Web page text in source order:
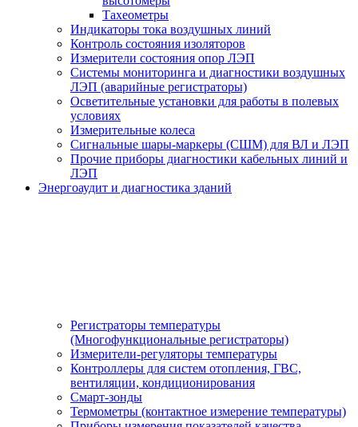
Тахеометры
Индикаторы тока воздушных линий
Контроль состояния изоляторов
Измерители состояния опор ЛЭП
Системы мониторинга и диагностики воздушных
ЛЭП (аварийные регистраторы)
Осветительные установки для работы в полевых
условиях
Измерительные колеса
Сигнальные шары-маркеры (СШМ) для ВЛ и ЛЭП
Прочие приборы диагностики кабельных линий и
ЛЭП
Энергоаудит и диагностика зданий
Регистраторы температуры
(Многофункциональные регистраторы)
Измерители-регуляторы температуры
Контроллеры для систем отопления, ГВС,
вентиляции, кондиционирования
Смарт-зонды
Термометры (контактное измерение температуры)